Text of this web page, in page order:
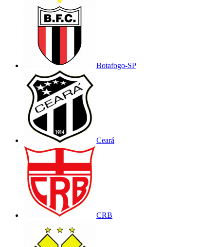
Botafogo-SP
Ceará
CRB